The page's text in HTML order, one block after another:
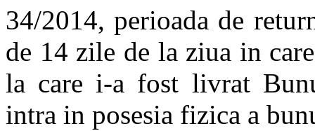
34/2014, perioada de
de 14 zile de la ziua in
la care i-a fost livrat
intra in posesia fizica a